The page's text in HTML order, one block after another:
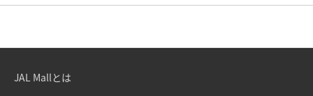
JAL Mallとは